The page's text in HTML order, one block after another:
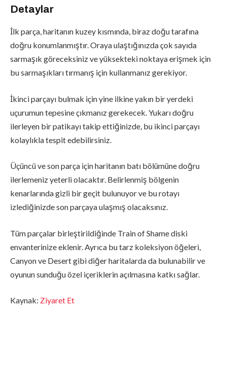
Detaylar
İlk parça, haritanın kuzey kısmında, biraz doğu tarafına
doğru konumlanmıştır. Oraya ulaştığınızda çok sayıda
sarmaşık göreceksiniz ve yüksekteki noktaya erişmek için
bu sarmaşıkları tırmanış için kullanmanız gerekiyor.
İkinci parçayı bulmak için yine ilkine yakın bir yerdeki
uçurumun tepesine çıkmanız gerekecek. Yukarı doğru
ilerleyen bir patikayı takip ettiğinizde, bu ikinci parçayı
kolaylıkla tespit edebilirsiniz.
Üçüncü ve son parça için haritanın batı bölümüne doğru
ilerlemeniz yeterli olacaktır. Belirlenmiş bölgenin
kenarlarında gizli bir geçit bulunuyor ve bu rotayı
izlediğinizde son parçaya ulaşmış olacaksınız.
Tüm parçalar birleştirildiğinde Train of Shame diski
envanterinize eklenir. Ayrıca bu tarz koleksiyon öğeleri,
Canyon ve Desert gibi diğer haritalarda da bulunabilir ve
oyunun sunduğu özel içeriklerin açılmasına katkı sağlar.
Kaynak: Ziyaret Et